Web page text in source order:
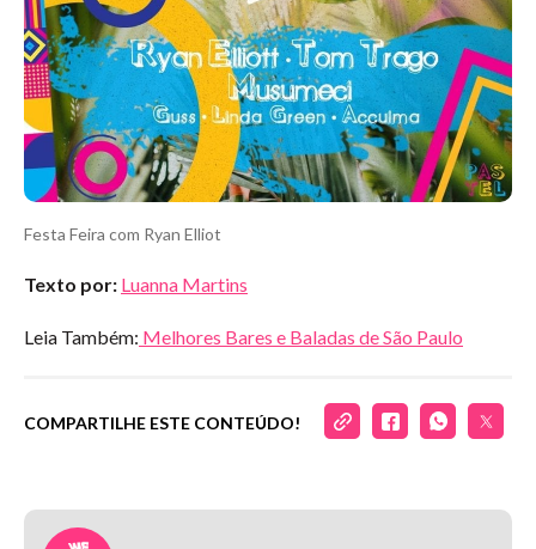
Festa Feira com Ryan Elliot
Texto por: Luanna Martins
Leia Também: Melhores Bares e Baladas de São Paulo
COMPARTILHE ESTE CONTEÚDO!